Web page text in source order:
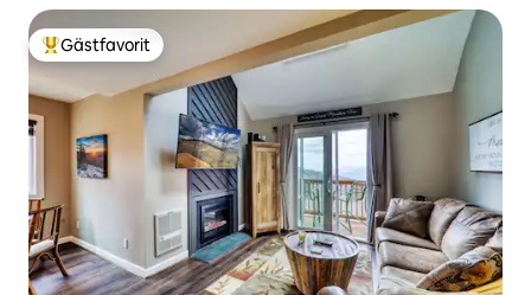
Populär gästfavorit
Gästfavorit